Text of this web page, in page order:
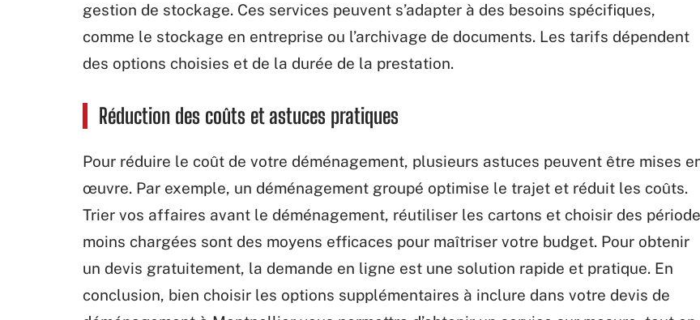
gestion de stockage. Ces services peuvent s’adapter à des besoins spécifiques,
comme le stockage en entreprise ou l’archivage de documents. Les tarifs dépendent
des options choisies et de la durée de la prestation.
Réduction des coûts et astuces pratiques
Pour réduire le coût de votre déménagement, plusieurs astuces peuvent être mises
œuvre. Par exemple, un déménagement groupé optimise le trajet et réduit les coûts.
Trier vos affaires avant le déménagement, réutiliser les cartons et choisir des
moins chargées sont des moyens efficaces pour maîtriser votre budget. Pour obtenir
un devis gratuitement, la demande en ligne est une solution rapide et pratique. En
conclusion, bien choisir les options supplémentaires à inclure dans votre devis de